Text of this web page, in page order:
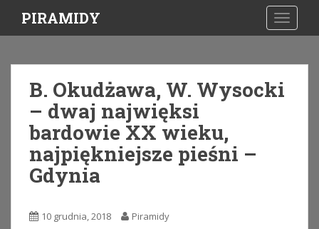
i
PIRAMIDY
B. Okudżawa, W. Wysocki
– dwaj najwięksi
bardowie XX wieku,
najpiękniejsze pieśni –
Gdynia
10 grudnia, 2018 Piramidy